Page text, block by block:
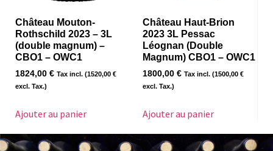
Château Mouton-
Rothschild 2023 – 3L
(double magnum) –
CBO1 – OWC1
1824,00 € Tax incl. (1520,00 €
excl. Tax.)
Ajouter au panier
Château Haut-Brion
2023 3L Pessac
Léognan (Double
Magnum) CBO1 – OWC1
1800,00 € Tax incl. (1500,00 €
excl. Tax.)
Ajouter au panier